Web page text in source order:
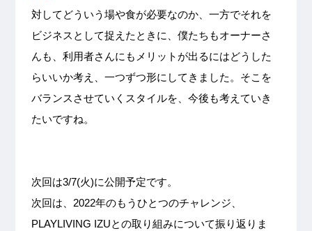
対してどういう場や食が必要なのか、一方でそれを
ビジネスとして捉えたときに、僕たちもオーナーさ
んも、利用者さんにもメリットが出るにはどうした
らいいか考え、一つずつ形にしてきました。そこを
バランスさせていくスタイルを、今後も考えていき
たいですね。
次回は3/7(火)に公開予定です。
次回は、2022年のもうひとつのチャレンジ、
PLAYLIVING IZUとの取り組みについて振り返りま